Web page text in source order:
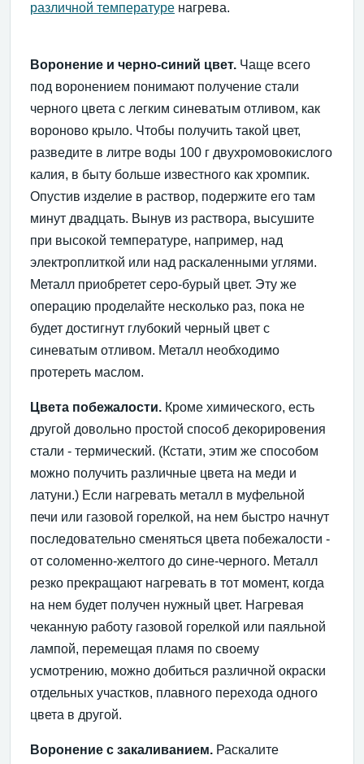
различной температуре нагрева.
Воронение и черно-синий цвет. Чаще всего
под воронением понимают получение стали
черного цвета с легким синеватым отливом, как
вороново крыло. Чтобы получить такой цвет,
разведите в литре воды 100 г двухромовокислого
калия, в быту больше известного как хромпик.
Опустив изделие в раствор, подержите его там
минут двадцать. Вынув из раствора, высушите
при высокой температуре, например, над
электроплиткой или над раскаленными углями.
Металл приобретет серо-бурый цвет. Эту же
операцию проделайте несколько раз, пока не
будет достигнут глубокий черный цвет с
синеватым отливом. Металл необходимо
протереть маслом.
Цвета побежалости. Кроме химического, есть
другой довольно простой способ декорировения
стали - термический. (Кстати, этим же способом
можно получить различные цвета на меди и
латуни.) Если нагревать металл в муфельной
печи или газовой горелкой, на нем быстро начнут
последовательно сменяться цвета побежалости -
от соломенно-желтого до сине-черного. Металл
резко прекращают нагревать в тот момент, когда
на нем будет получен нужный цвет. Нагревая
чеканную работу газовой горелкой или паяльной
лампой, перемещая пламя по своему
усмотрению, можно добиться различной окраски
отдельных участков, плавного перехода одного
цвета в другой.
Воронение с закаливанием. Раскалите